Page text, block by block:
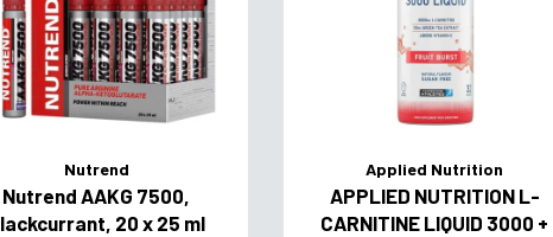
Nutrend
Nutrend AAKG 7500,
20 x 25 ml
Applied Nutrition
APPLIED NUTRITION L-
CARNITINE LIQUID 3000 +